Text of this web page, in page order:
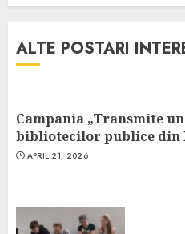
ALTE POSTARI
Campania „Transmite
bibliotecilor publice din
APRIL 21, 2026